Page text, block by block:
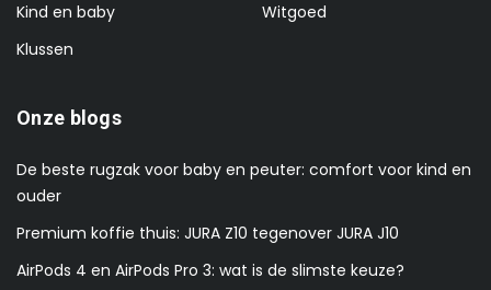
Kind en baby
Klussen
Witgoed
Onze blogs
De beste rugzak voor baby en peuter: comfort voor kind en
ouder
Premium koffie thuis: JURA Z10 tegenover JURA J10
AirPods 4 en AirPods Pro 3: wat is de slimste keuze?